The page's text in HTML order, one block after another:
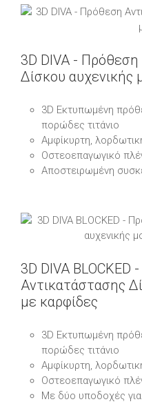
3D DIVA -
Δίσκου αυχενικής
3D Εκτυπωμένη
πορώδες τιτάνιο
Αμφίκυρτη,
Οστεοεπαγωγικό
Αποστειρωμένη
3D DIVA BLOCKED
Αντικατάστασης
με καρφίδες
3D Εκτυπωμένη
πορώδες τιτάνιο
Αμφίκυρτη,
Οστεοεπαγωγικό
Με δύο υποδοχές για